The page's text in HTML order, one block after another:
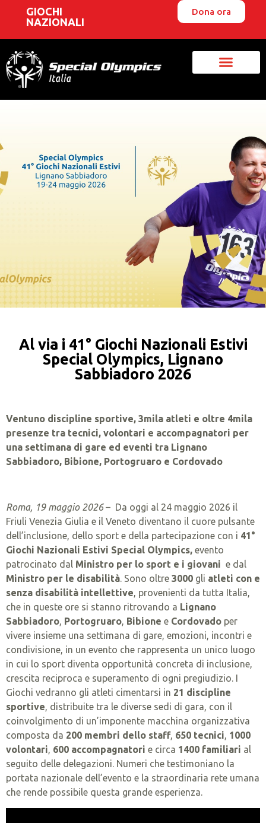
GIOCHI
NAZIONALI
Dona ora
Al via i 41° Giochi Nazionali Estivi
Special Olympics, Lignano
Sabbiadoro 2026
Ventuno discipline sportive, 3mila atleti e oltre 4mila
presenze tra tecnici, volontari e accompagnatori per
una settimana di gare ed eventi tra Lignano
Sabbiadoro, Bibione, Portogruaro e Cordovado
Roma, 19 maggio 2026– Da oggi al 24 maggio 2026 il
Friuli Venezia Giulia e il Veneto diventano il cuore pulsante
dell’inclusione, dello sport e della partecipazione con i 41°
Giochi Nazionali Estivi Special Olympics, evento
patrocinato dal Ministro per lo sport e i giovani e dal
Ministro per le disabilità. Sono oltre 3000 gli atleti con e
senza disabilità intellettive, provenienti da tutta Italia,
che in queste ore si stanno ritrovando a Lignano
Sabbiadoro, Portogruaro, Bibione e Cordovado per
vivere insieme una settimana di gare, emozioni, incontri e
condivisione, in un evento che rappresenta un unico luogo
in cui lo sport diventa opportunità concreta di inclusione,
crescita reciproca e superamento di ogni pregiudizio. I
Giochi vedranno gli atleti cimentarsi in 21 discipline
sportive, distribuite tra le diverse sedi di gara, con il
coinvolgimento di un’imponente macchina organizzativa
composta da 200 membri dello staff, 650 tecnici, 1000
volontari, 600 accompagnatori e circa 1400 familiari al
seguito delle delegazioni. Numeri che testimoniano la
portata nazionale dell’evento e la straordinaria rete umana
che rende possibile questa grande esperienza.